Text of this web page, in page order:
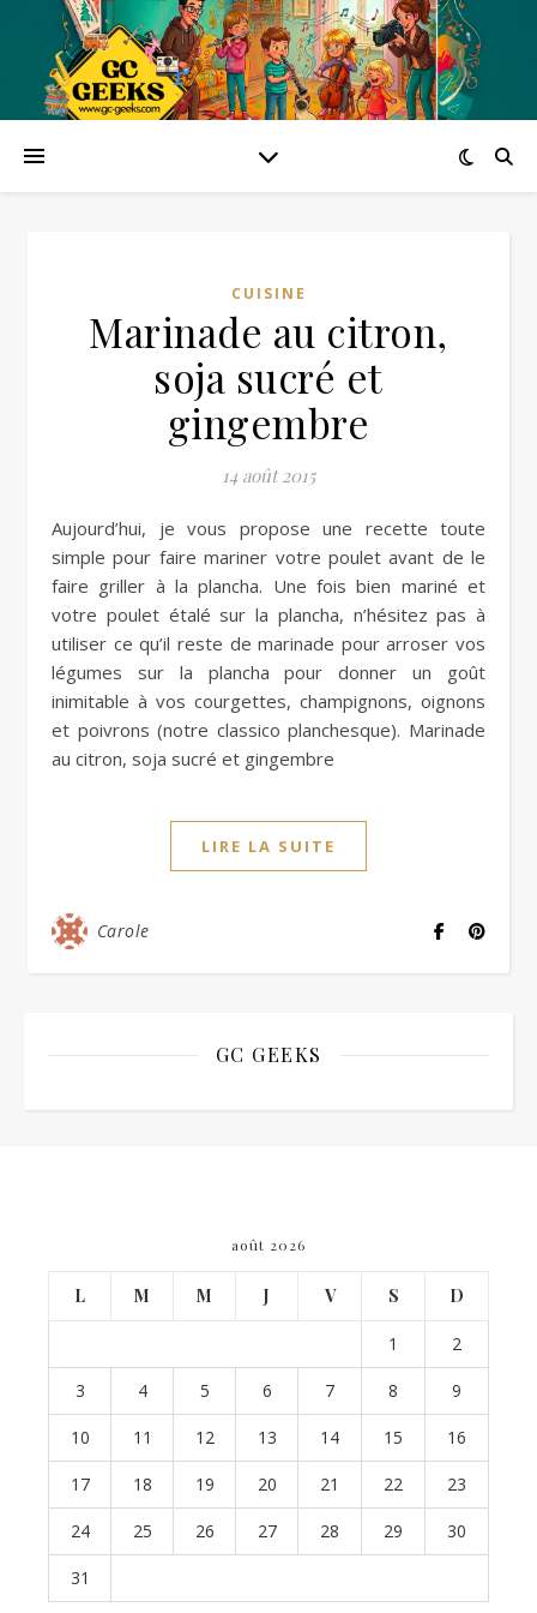
CUISINE
Marinade au citron,
soja sucré et
gingembre
14 août 2015
Aujourd’hui, je vous propose une recette toute
simple pour faire mariner votre poulet avant de le
faire griller à la plancha. Une fois bien mariné et
votre poulet étalé sur la plancha, n’hésitez pas à
utiliser ce qu’il reste de marinade pour arroser vos
légumes sur la plancha pour donner un goût
inimitable à vos courgettes, champignons, oignons
et poivrons (notre classico planchesque). Marinade
au citron, soja sucré et gingembre
LIRE LA SUITE
Carole
GC GEEKS
août 2026
L M M J V S D
1 2
3 4 5 6 7 8 9
10 11 12 13 14 15 16
17 18 19 20 21 22 23
24 25 26 27 28 29 30
31